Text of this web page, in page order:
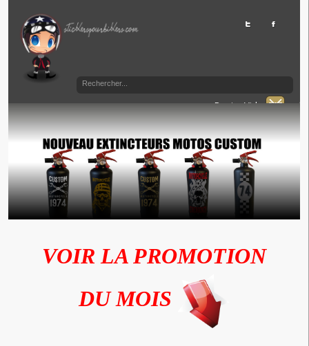
Panier Vide
VOIR LA PROMOTION
DU MOIS